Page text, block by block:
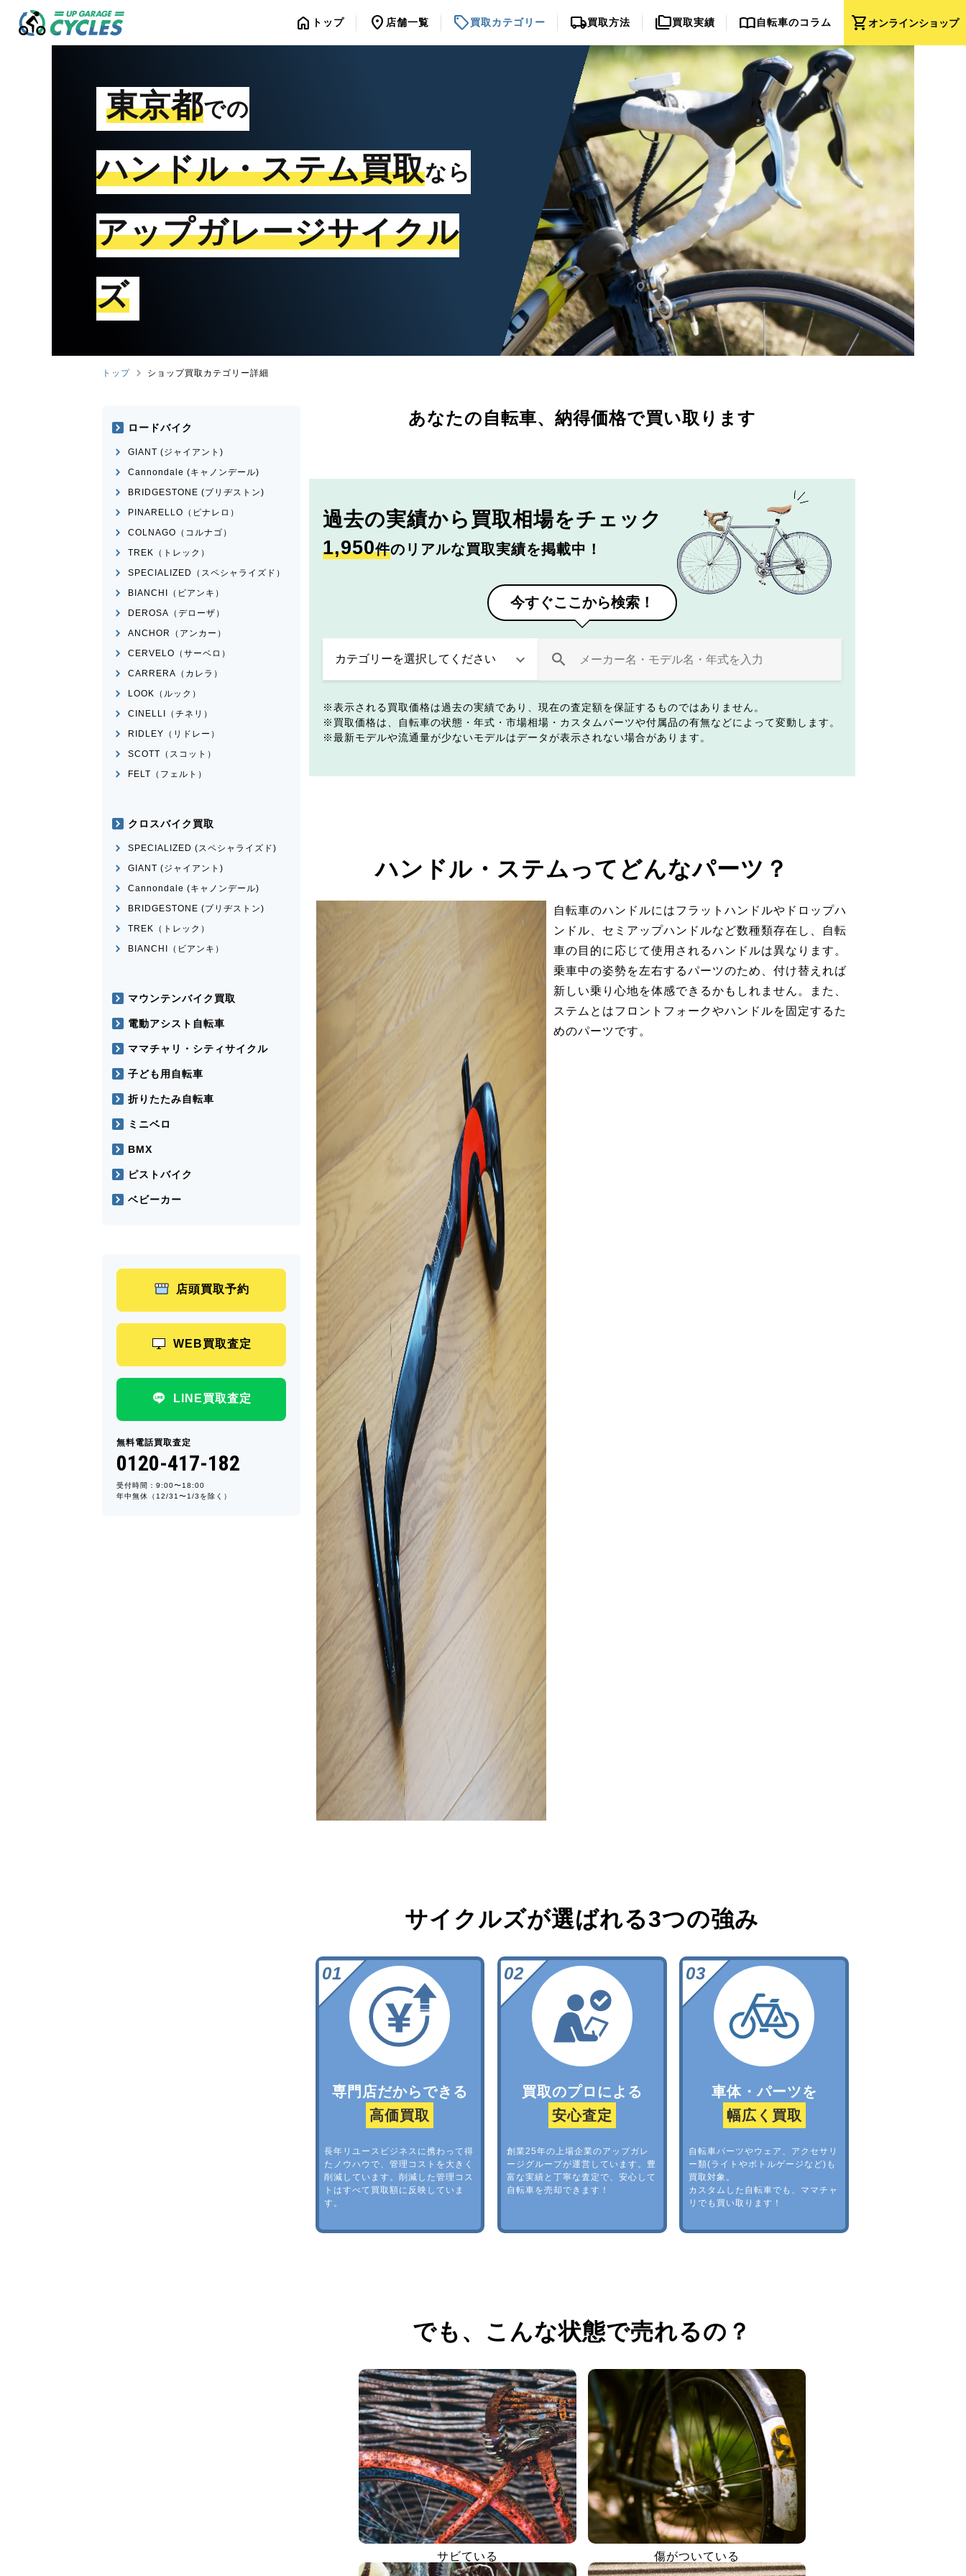
shopping_cartオンラインショップ
home トップ location_on 店舗一覧 sell買取カテゴリー local_shipping買取方法 folder_copy買取実績 import_contacts自転車のコラム
東京都での
ハンドル・ステム買取なら
アップガレージサイクル
ズ
トップ ショップ買取カテゴリー詳細
あなたの自転車、 納得価格で買い取ります
過去の実績から 買取相場をチェック
1,950件のリアルな買取実績を掲載中！
今すぐここから検索！
表示される買取価格は過去の実績であり、現在の査定額を保証するものではありません。
買取価格は、自転車の状態・年式・市場相場・カスタムパーツや付属品の有無などによって変動します。
最新モデルや流通量が少ないモデルはデータが表示されない場合があります。
ハンドル・ステムってどんなパーツ？
自転車のハンドルにはフラットハンドルやドロップハ
ンドル、セミアップハンドルなど数種類存在し、自転
車の目的に応じて使用されるハンドルは異なります。
乗車中の姿勢を左右するパーツのため、付け替えれば
新しい乗り心地を体感できるかもしれません。また、
ステムとはフロントフォークやハンドルを固定するた
めのパーツです。
サイクルズが選ばれる3つの強み
専門店だからできる
高価買取
長年リユースビジネスに携わって得
たノウハウで、管理コストを大きく
削減しています。削減した管理コス
トはすべて買取額に反映していま
す。
買取のプロによる
安心査定
創業25年の上場企業のアップガレ
ージグループが運営しています。豊
富な実績と丁寧な査定で、安心して
自転車を売却できます！
車体・パーツを
幅広く買取
自転車パーツやウェア、アクセサリ
ー類(ライトやボトルゲージなど)も
買取対象。
カスタムした自転車でも、ママチャ
リでも買い取ります！
でも、 こんな状態で売れるの？
サビている 傷がついている
ロードバイク
GIANT (ジャイアント)
Cannondale (キャノンデール)
BRIDGESTONE (ブリヂストン)
PINARELLO（ピナレロ）
COLNAGO（コルナゴ）
TREK（トレック）
SPECIALIZED（スペシャライズド）
BIANCHI（ビアンキ）
DEROSA（デローザ）
ANCHOR（アンカー）
CERVELO（サーベロ）
CARRERA（カレラ）
LOOK（ルック）
CINELLI（チネリ）
RIDLEY（リドレー）
SCOTT（スコット）
FELT（フェルト）
クロスバイク買取
SPECIALIZED (スペシャライズド)
GIANT (ジャイアント)
Cannondale (キャノンデール)
BRIDGESTONE (ブリヂストン)
TREK（トレック）
BIANCHI（ビアンキ）
マウンテンバイク買取
電動アシスト自転車
ママチャリ・シティサイクル
子ども用自転車
折りたたみ自転車
ミニベロ
BMX
ピストバイク
ベビーカー
店頭買取予約
WEB買取査定
LINE買取査定
無料電話買取査定
0120-417-182
受付時間：9:00〜18:00
年中無休（12/31〜1/3を除く）